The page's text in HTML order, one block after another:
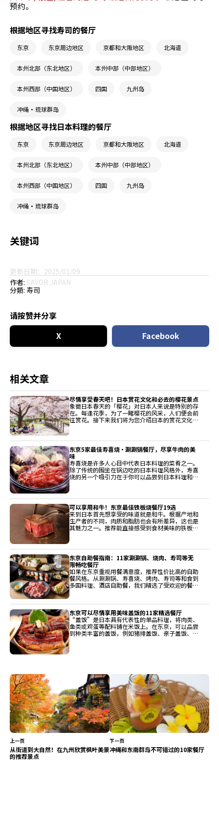
预约。
根据地区寻找寿司的餐厅
东京 东京周边地区 京都和大阪地区 北海道
本州北部（东北地区） 本州中部（中部地区）
本州西部（中国地区） 四国 九州岛
冲绳・琉球群岛
根据地区寻找日本料理的餐厅
东京 东京周边地区 京都和大阪地区 北海道
本州北部（东北地区） 本州中部（中部地区）
本州西部（中国地区） 四国 九州岛
冲绳・琉球群岛
关键词
更新日期：2025/01/09
作者: SAVOR JAPAN
分類: 寿司
请按赞并分享
X
Facebook
相关文章
尽情享受春天吧！日本赏花文化和必去的樱花景点
象徵日本春天的「樱花」对日本人来说是特别的存
在。每逢花季，为了一睹樱花的风采，人们便会前
往赏花。接下来我们将为您介绍日本的赏花文化和
东京5家最佳寿喜烧・涮涮锅餐厅，尽享牛肉的美
味
寿喜烧是许多人心目中代表日本料理的菜肴之一。
除了传统的围坐在锅边吃的日本料理风格外，寿喜
烧的另一个吸引力在于你可以品尝到日本料理和国
本料理餐厅独特开发的菜单，以及寿喜烧发源地京
都的老字号餐厅的特色，让您享受寿喜烧的深厚世
界。
可以享用和牛！东京最佳铁板烧餐厅19选
来到日本首先想享受的味道就是和牛。根据产地和
生产者的不同，肉质和脂肪也会有所差异，这也是
其魅力之一。推荐能直接感受到食材美味的铁板
东京自助餐指南：11家涮涮锅、烧肉、寿司等无
限畅吃餐厅
如果在东京重视用餐满意度，推荐性价比高的自助
餐风格。从涮涮锅、寿喜烧、烤肉、寿司等和食到
多国料理、酒店自助餐，我们精选了受欢迎的餐
东京可以尽情享用美味盖饭的11家精选餐厅
“盖饭”是日本具有代表性的单品料理，将肉类、
鱼类或鸡蛋等配料铺在米饭上。在东京，可以品尝
到种类丰富的盖饭，例如猪排盖饭、亲子盖饭、海
上一页
从街道到大自然！在九州欣赏枫叶美景
的推荐景点
下一页
冲绳和东南群岛不可错过的10家餐厅